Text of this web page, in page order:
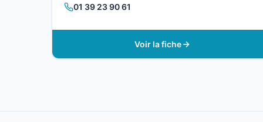
01 39 23 90 61
Voir la fiche